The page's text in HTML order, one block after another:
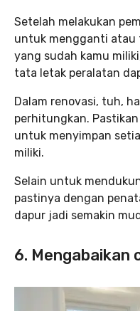
Setelah melakukan
untuk mengganti atau
yang sudah kamu
tata letak peralatan
Dalam renovasi, tuh,
perhitungkan.
untuk menyimpan
miliki.
Selain untuk
pastinya dengan
dapur jadi semakin
6. Mengabaikan